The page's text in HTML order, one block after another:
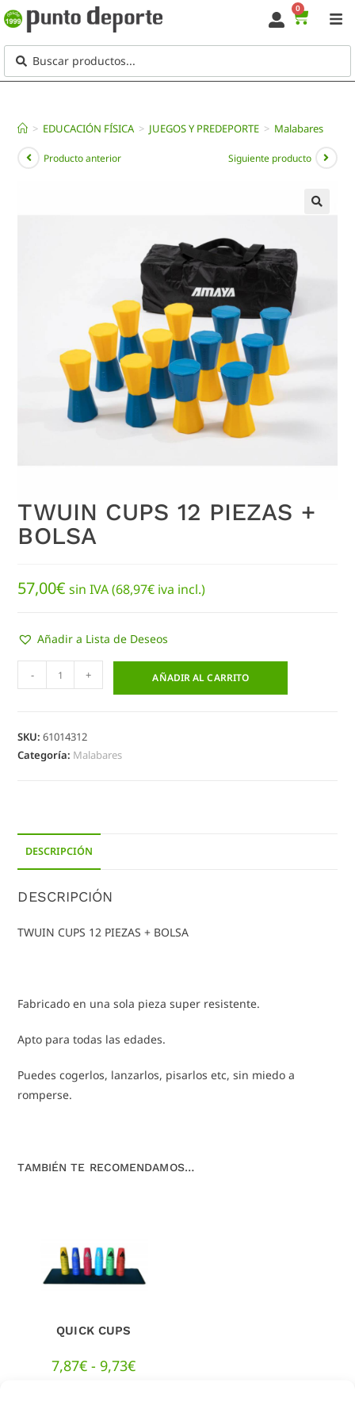
0
> EDUCACIÓN FÍSICA > JUEGOS Y PREDEPORTE > Malabares
Producto anterior Siguiente producto
TWUIN CUPS 12 PIEZAS +
BOLSA
57,00€ sin IVA (68,97€ iva incl.)
Añadir a Lista de Deseos
- + AÑADIR AL CARRITO
SKU:61014312
Categoría: Malabares
DESCRIPCIÓN
DESCRIPCIÓN
TWUIN CUPS 12 PIEZAS + BOLSA
Fabricado en una sola pieza super resistente.
Apto para todas las edades.
Puedes cogerlos, lanzarlos, pisarlos etc, sin miedo a
romperse.
TAMBIÉN TE RECOMENDAMOS…
QUICK CUPS
7,87€ - 9,73€